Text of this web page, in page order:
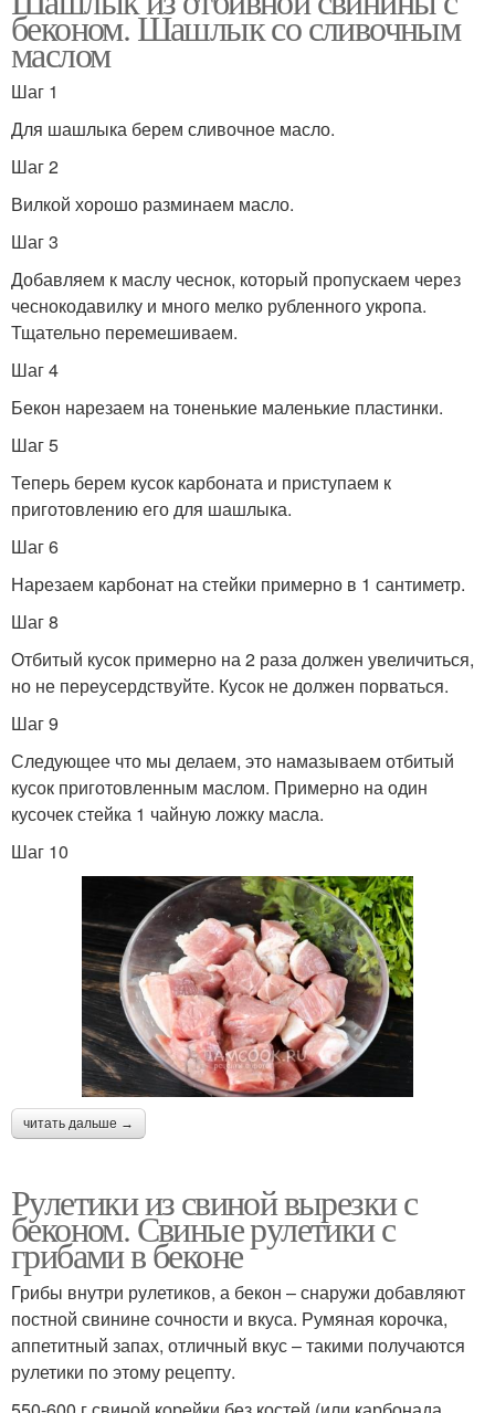
беконом. Шашлык со сливочным
маслом
Шаг 1
Для шашлыка берем сливочное масло.
Шаг 2
Вилкой хорошо разминаем масло.
Шаг 3
Добавляем к маслу чеснок, который пропускаем через
чеснокодавилку и много мелко рубленного укропа.
Тщательно перемешиваем.
Шаг 4
Бекон нарезаем на тоненькие маленькие пластинки.
Шаг 5
Теперь берем кусок карбоната и приступаем к
приготовлению его для шашлыка.
Шаг 6
Нарезаем карбонат на стейки примерно в 1 сантиметр.
Шаг 8
Отбитый кусок примерно на 2 раза должен увеличиться,
но не переусердствуйте. Кусок не должен порваться.
Шаг 9
Следующее что мы делаем, это намазываем отбитый
кусок приготовленным маслом. Примерно на один
кусочек стейка 1 чайную ложку масла.
Шаг 10
читать дальше →
Рулетики из свиной вырезки с
беконом. Свиные рулетики с
грибами в беконе
Грибы внутри рулетиков, а бекон – снаружи добавляют
постной свинине сочности и вкуса. Румяная корочка,
аппетитный запах, отличный вкус – такими получаются
рулетики по этому рецепту.